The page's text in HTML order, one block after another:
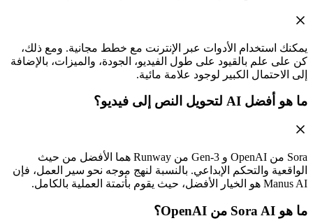
يمكنك استخدام الأدوات عبر الإنترنت مع خطط مجانية. ومع ذلك،
كن على علم بالقيود على طول الفيديو، الجودة، والميزات، بالإضافة
إلى الاحتمال الكبير لوجود علامة مائية.
ما هو أفضل AI لتحويل النص إلى فيديو؟
Sora من OpenAI و Gen-3 من Runway هما الأفضل من حيث
الواقعية والتحكم الإبداعي. بالنسبة لنهج موجه نحو سير العمل، فإن
Manus AI هو الخيار الأفضل، حيث يقوم بأتمتة العملية بالكامل.
ما هو Sora AI من OpenAI؟